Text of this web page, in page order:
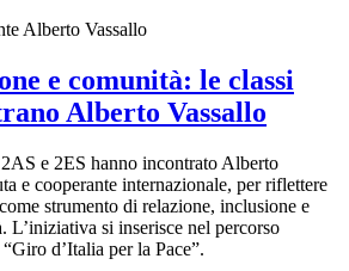
e comunità: le classi
Alberto Vassallo
e 2ES hanno incontrato Alberto
e cooperante internazionale, per riflettere
strumento di relazione, inclusione e
L’iniziativa si inserisce nel percorso
d’Italia per la Pace”.